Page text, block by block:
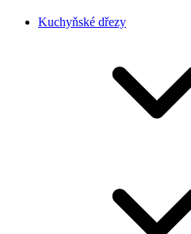
Kuchyňské dřezy